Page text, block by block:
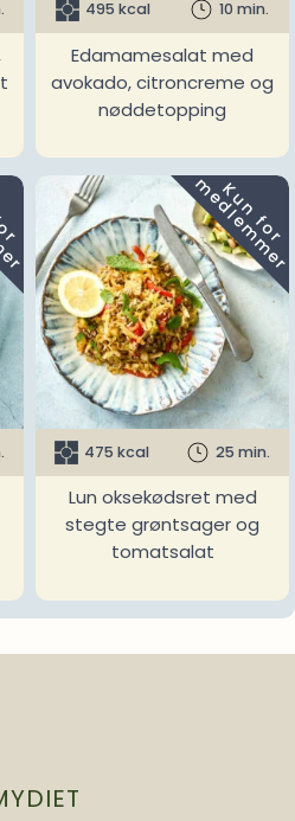
495 kcal 10 min.
Edamamesalat med
avokado, citroncreme og
nøddetopping
K
u
n
f
o
r
m
e
d
l
e
m
m
e
r
475 kcal 25 min.
Lun oksekødsret med
stegte grøntsager og
tomatsalat